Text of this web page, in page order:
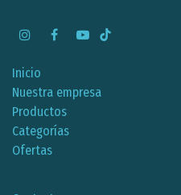
Inicio
Nuestra empresa
Productos
Categorías
Ofertas